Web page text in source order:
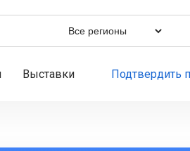
Выставки Подтвердить